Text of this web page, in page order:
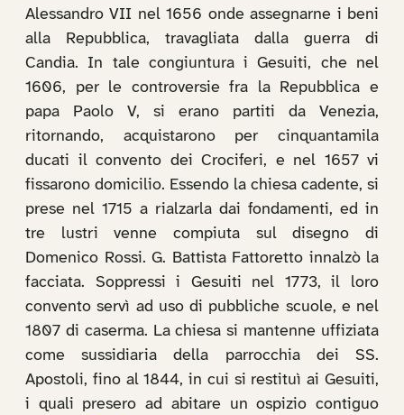
Alessandro VII nel 1656 onde assegnarne i beni
alla Repubblica, travagliata dalla guerra di
Candia. In tale congiuntura i Gesuiti, che nel
1606, per le controversie fra la Repubblica e
papa Paolo V, si erano partiti da Venezia,
ritornando, acquistarono per cinquantamila
ducati il convento dei Crociferi, e nel 1657 vi
fissarono domicilio. Essendo la chiesa cadente, si
prese nel 1715 a rialzarla dai fondamenti, ed in
tre lustri venne compiuta sul disegno di
Domenico Rossi. G. Battista Fattoretto innalzò la
facciata. Soppressi i Gesuiti nel 1773, il loro
convento servì ad uso di pubbliche scuole, e nel
1807 di caserma. La chiesa si mantenne uffiziata
come sussidiaria della parrocchia dei SS.
Apostoli, fino al 1844, in cui si restituì ai Gesuiti,
i quali presero ad abitare un ospizio contiguo